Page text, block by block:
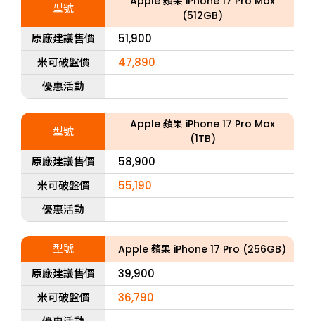
型號
(512GB)
原廠建議售價
51,900
米可破盤價
47,890
優惠活動
型號
Apple 蘋果 iPhone 17 Pro Max
(1TB)
原廠建議售價
58,900
米可破盤價
55,190
優惠活動
型號 Apple 蘋果 iPhone 17 Pro (256GB)
原廠建議售價
39,900
米可破盤價
36,790